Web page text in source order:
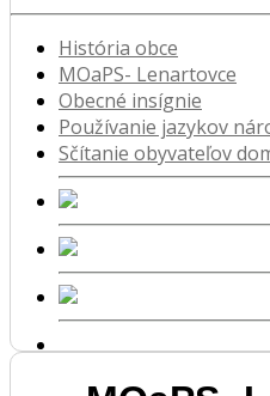
História obce
MOaPS- Lenartovce
Obecné insígnie
Používanie jazykov
Sčítanie obyvateľov